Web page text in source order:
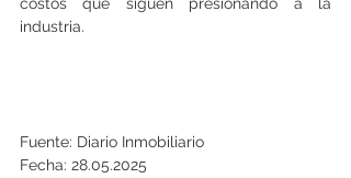
industria.
Fuente: Diario Inmobiliario
Fecha: 28.05.2025